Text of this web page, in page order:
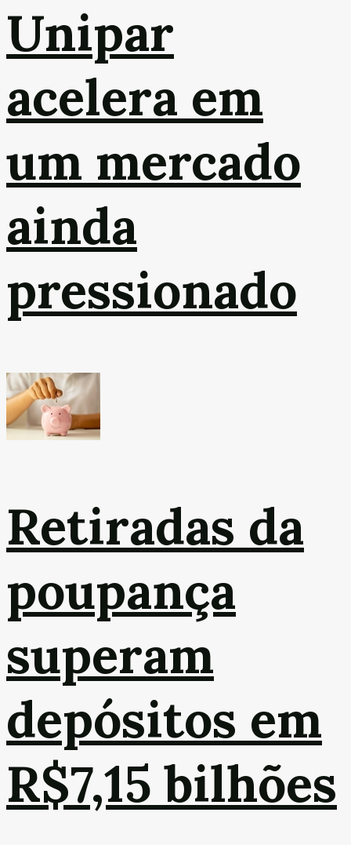
Unipar
acelera em
um mercado
ainda
pressionado
Retiradas da
poupança
superam
depósitos em
R$7,15 bilhões